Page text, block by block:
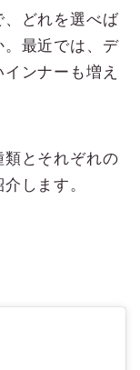
どれを選べば
最近では、デ
ンナーも増え
とそれぞれの
します。